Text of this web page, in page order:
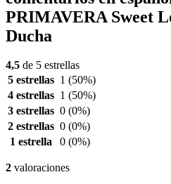
PRIMAVERA Sweet
Ducha
4,5 de 5 estrellas
5 estrellas 1 (50%)
4 estrellas 1 (50%)
3 estrellas 0 (0%)
2 estrellas 0 (0%)
1 estrella
0 (0%)
2 valoraciones